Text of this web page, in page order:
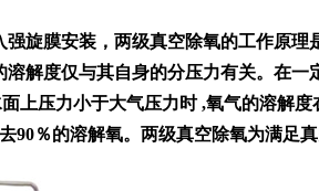
旋膜安装，两级真空除氧的工作原
解度仅与其自身的分压力有关。在
压力小于大气压力时 ,氧气的溶解
％的溶解氧。两级真空除氧为满足